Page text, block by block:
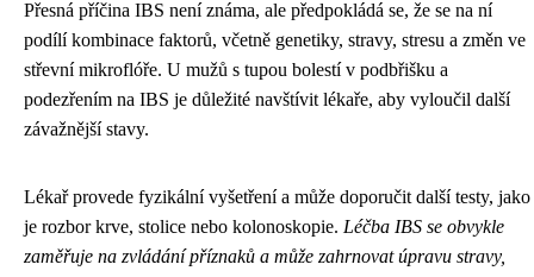
Přesná příčina IBS není známa, ale předpokládá se, že se na ní
podílí kombinace faktorů, včetně genetiky, stravy, stresu a změn ve
střevní mikroflóře. U mužů s tupou bolestí v podbřišku a
podezřením na IBS je důležité navštívit lékaře, aby vyloučil další
závažnější stavy.
Lékař provede fyzikální vyšetření a může doporučit další testy, jako
je rozbor krve, stolice nebo kolonoskopie. Léčba IBS se obvykle
zaměřuje na zvládání příznaků a může zahrnovat úpravu stravy,